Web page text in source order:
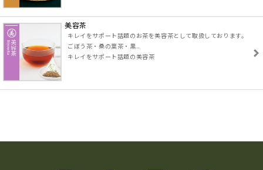
美容茶
キレイをサポート話題のお茶を美容茶として取扱しております。
ごぼう茶・桑の葉茶・黒..
キレイをサポート話題の美容茶